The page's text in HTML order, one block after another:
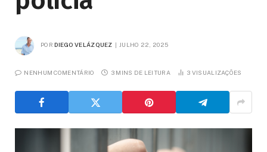
POR DIEGO VELÁZQUEZ JULHO 22, 2025
NENHUM COMENTÁRIO 3 MINS DE LEITURA 3 VISUALIZAÇÕES